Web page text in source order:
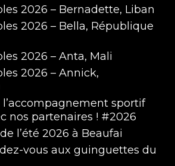
2026 – Bernadette, Liban
2026 – Bella, République
2026 – Anta, Mali
2026 – Annick,
sportif
nos partenaires ! #2026
l’été 2026 à Beaufai
vous aux guinguettes du